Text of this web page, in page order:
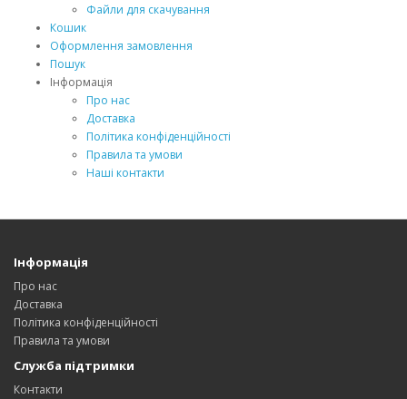
Файли для скачування
Кошик
Оформлення замовлення
Пошук
Інформація
Про нас
Доставка
Політика конфіденційності
Правила та умови
Наші контакти
Інформація
Про нас
Доставка
Політика конфіденційності
Правила та умови
Служба підтримки
Контакти